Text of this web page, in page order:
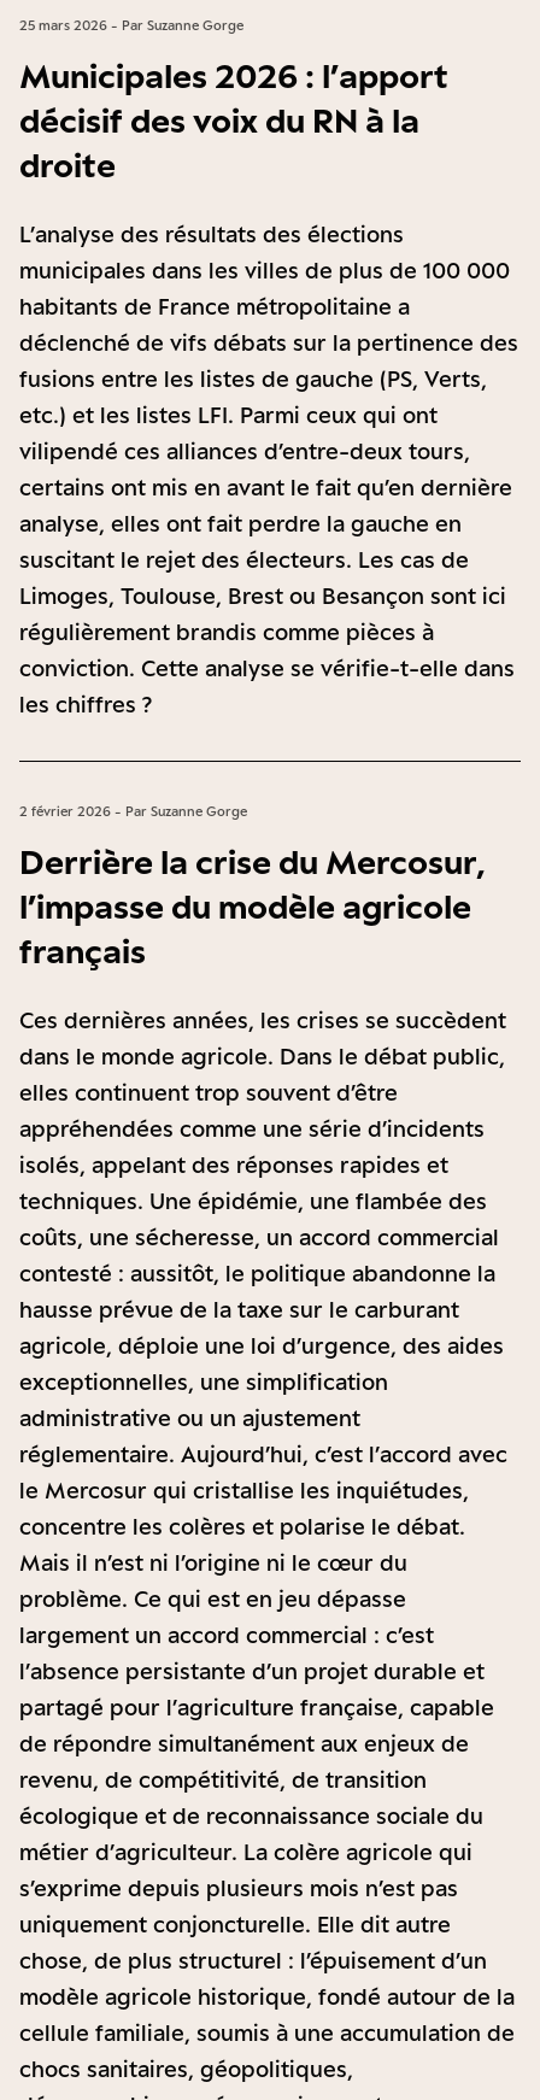
25 mars 2026 - Par Suzanne Gorge
Municipales 2026 : l’apport
décisif des voix du RN à la
droite
L’analyse des résultats des élections
municipales dans les villes de plus de 100 000
habitants de France métropolitaine a
déclenché de vifs débats sur la pertinence des
fusions entre les listes de gauche (PS, Verts,
etc.) et les listes LFI. Parmi ceux qui ont
vilipendé ces alliances d’entre-deux tours,
certains ont mis en avant le fait qu’en dernière
analyse, elles ont fait perdre la gauche en
suscitant le rejet des électeurs. Les cas de
Limoges, Toulouse, Brest ou Besançon sont ici
régulièrement brandis comme pièces à
conviction. Cette analyse se vérifie-t-elle dans
les chiffres ?
2 février 2026 - Par Suzanne Gorge
Derrière la crise du Mercosur,
l’impasse du modèle agricole
français
Ces dernières années, les crises se succèdent
dans le monde agricole. Dans le débat public,
elles continuent trop souvent d’être
appréhendées comme une série d’incidents
isolés, appelant des réponses rapides et
techniques. Une épidémie, une flambée des
coûts, une sécheresse, un accord commercial
contesté : aussitôt, le politique abandonne la
hausse prévue de la taxe sur le carburant
agricole, déploie une loi d’urgence, des aides
exceptionnelles, une simplification
administrative ou un ajustement
réglementaire. Aujourd’hui, c’est l’accord avec
le Mercosur qui cristallise les inquiétudes,
concentre les colères et polarise le débat.
Mais il n’est ni l’origine ni le cœur du
problème. Ce qui est en jeu dépasse
largement un accord commercial : c’est
l’absence persistante d’un projet durable et
partagé pour l’agriculture française, capable
de répondre simultanément aux enjeux de
revenu, de compétitivité, de transition
écologique et de reconnaissance sociale du
métier d’agriculteur. La colère agricole qui
s’exprime depuis plusieurs mois n’est pas
uniquement conjoncturelle. Elle dit autre
chose, de plus structurel : l’épuisement d’un
modèle agricole historique, fondé autour de la
cellule familiale, soumis à une accumulation de
chocs sanitaires, géopolitiques,